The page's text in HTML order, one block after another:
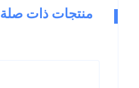
منتجات ذات صلة